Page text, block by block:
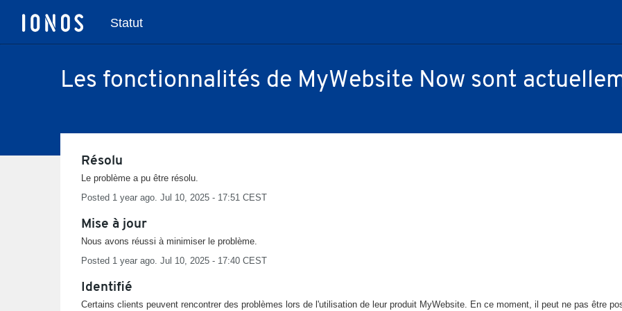
Statut
Les fonctionnalités de MyWebsite Now sont
Résolu
Le problème a pu être résolu.
Posted 1 year ago. Jul 10, 2025 - 17:51 CEST
Mise à jour
Nous avons réussi à minimiser le problème.
Posted 1 year ago. Jul 10, 2025 - 17:40 CEST
Identifié
Certains clients peuvent rencontrer des problèmes lors de l'utilisation de leur produit MyWebsite. En ce moment, il peut ne pas être